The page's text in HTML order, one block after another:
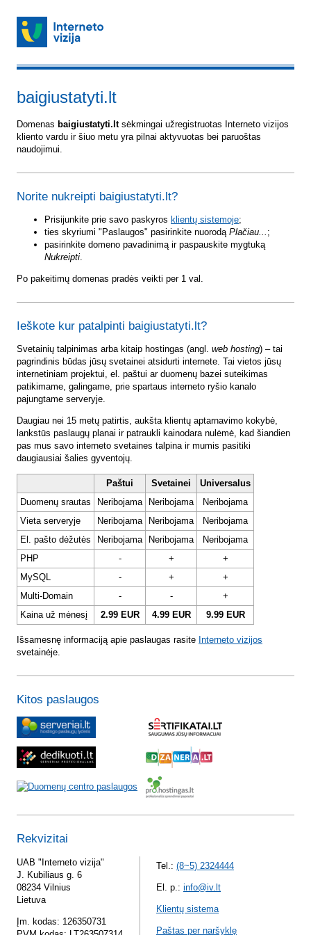
baigiustatyti.lt
Domenas baigiustatyti.ltsėkmingai užregistruotas Interneto vizijos
kliento vardu ir šiuo metu yra pilnai aktyvuotas bei paruoštas
naudojimui.
Norite nukreipti baigiustatyti.lt?
Prisijunkite prie savo paskyros klientų sistemoje;
ties skyriumi "Paslaugos" pasirinkite nuorodą Plačiau... ;
pasirinkite domeno pavadinimą ir paspauskite mygtuką
Nukreipti.
Po pakeitimų domenas pradės veikti per 1 val.
Ieškote kur patalpinti baigiustatyti.lt?
Svetainių talpinimas arba kitaip hostingas (angl. web hosting) – tai
pagrindinis būdas jūsų svetainei atsidurti internete. Tai vietos jūsų
internetiniam projektui, el. paštui ar duomenų bazei suteikimas
patikimame, galingame, prie spartaus interneto ryšio kanalo
pajungtame serveryje.
Daugiau nei 15 metų patirtis, aukšta klientų aptarnavimo kokybė,
lankstūs paslaugų planai ir patraukli kainodara nulėmė, kad šiandien
pas mus savo interneto svetaines talpina ir mumis pasitiki
daugiausiai šalies gyventojų.
Paštui Svetainei
Universalus
Duomenų srautas
Neribojama Neribojama
Neribojama
Vieta serveryje
Neribojama Neribojama
Neribojama
El. pašto dėžutės
Neribojama Neribojama
Neribojama
PHP
- +
+
MySQL
- +
+
Multi-Domain
- -
+
Kaina už mėnesį
2.99 EUR 4.99 EUR 9.99 EUR
Išsamesnę informaciją apie paslaugas rasite Interneto vizijos
svetainėje.
Kitos paslaugos
Rekvizitai
UAB "Interneto vizija"
J. Kubiliaus g. 6
08234 Vilnius
Lietuva
Įm. kodas: 126350731
Tel.: (8~5) 2324444
El. p.: info@iv.lt
Klientų sistema
Paštas per naršyklę